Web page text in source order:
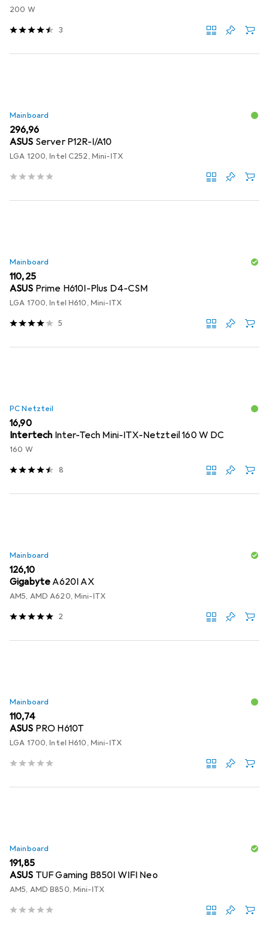
200 W
3
Mainboard
EUR
296,96
ASUS Server P12R-I/A10
LGA 1200, Intel C252, Mini-ITX
Mainboard
EUR
110,25
ASUS Prime H610I-Plus D4-CSM
LGA 1700, Intel H610, Mini-ITX
5
PC Netzteil
EUR
16,90
Intertech Inter-Tech Mini-ITX-Netzteil 160 W DC
160 W
8
Mainboard
EUR
126,10
GigabyteA620I AX
AM5, AMD A620, Mini-ITX
2
Mainboard
EUR
110,74
ASUS PRO H610T
LGA 1700, Intel H610, Mini-ITX
Mainboard
EUR
191,85
ASUS TUF Gaming B850I WIFI Neo
AM5, AMD B850, Mini-ITX